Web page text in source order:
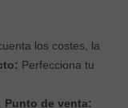
los costes, la
Perfecciona tu
Punto de venta: